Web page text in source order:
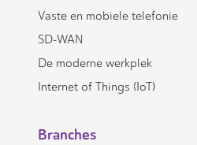
Vaste en mobiele telefonie
SD-WAN
De moderne werkplek
Internet of Things (IoT)
Branches